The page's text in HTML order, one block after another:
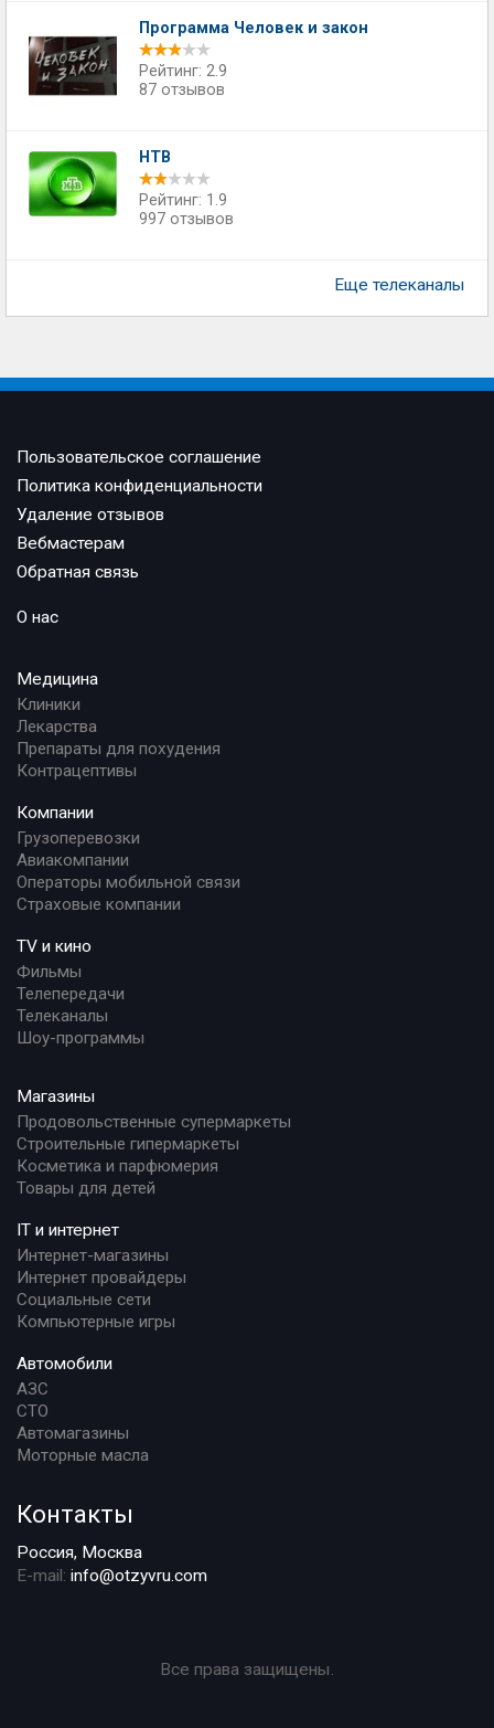
Программа Человек и закон
Рейтинг: 2.9
87 отзывов
НТВ
Рейтинг: 1.9
997 отзывов
Еще телеканалы
Пользовательское соглашение
Политика конфиденциальности
Удаление отзывов
Вебмастерам
Обратная связь
О нас
Медицина
Клиники
Лекарства
Препараты для похудения
Контрацептивы
Компании
Грузоперевозки
Авиакомпании
Операторы мобильной связи
Страховые компании
TV и кино
Фильмы
Телепередачи
Телеканалы
Шоу-программы
Магазины
Продовольственные супермаркеты
Строительные гипермаркеты
Косметика и парфюмерия
Товары для детей
IT и интернет
Интернет-магазины
Интернет провайдеры
Социальные сети
Компьютерные игры
Автомобили
АЗС
СТО
Автомагазины
Моторные масла
Контакты
Россия, Москва
E-mail: info@otzyvru.com
Все права защищены.